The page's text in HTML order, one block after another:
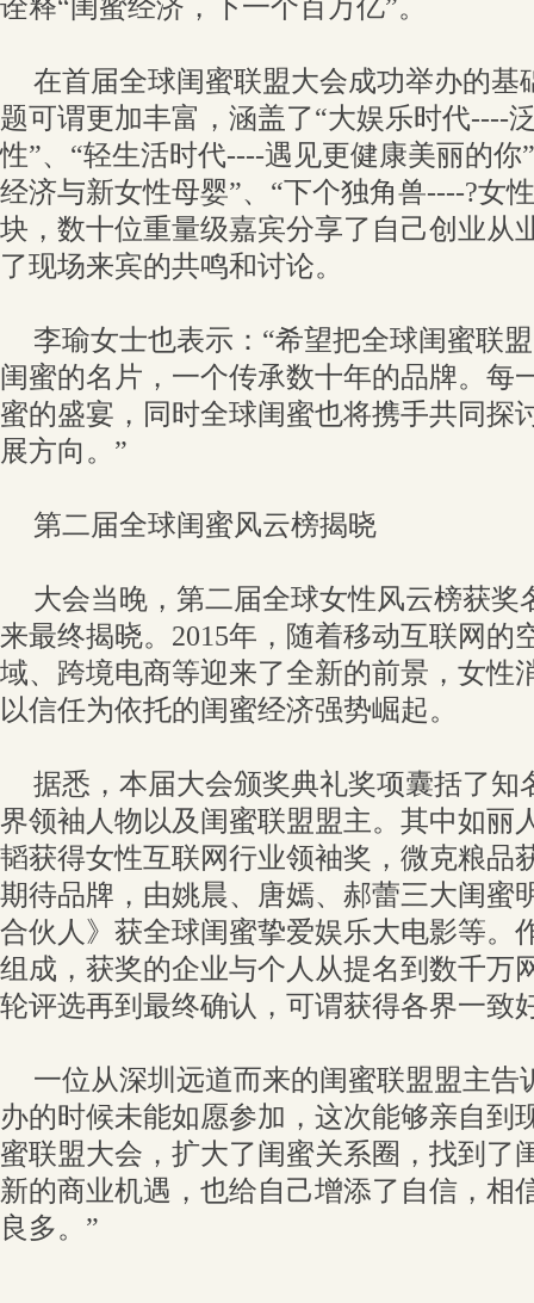
诠释“闺蜜经济，下一个百万亿”。
在首届全球闺蜜联盟大会成功举办的基
题可谓更加丰富，涵盖了“大娱乐时代----
性”、“轻生活时代----遇见更健康美丽的你
经济与新女性母婴”、“下个独角兽----?女
块，数十位重量级嘉宾分享了自己创业从
了现场来宾的共鸣和讨论。
李瑜女士也表示：“希望把全球闺蜜联
闺蜜的名片，一个传承数十年的品牌。每
蜜的盛宴，同时全球闺蜜也将携手共同探
展方向。”
第二届全球闺蜜风云榜揭晓
大会当晚，第二届全球女性风云榜获奖
来最终揭晓。2015年，随着移动互联网的
域、跨境电商等迎来了全新的前景，女性
以信任为依托的闺蜜经济强势崛起。
据悉，本届大会颁奖典礼奖项囊括了知
界领袖人物以及闺蜜联盟盟主。其中如丽
韬获得女性互联网行业领袖奖，微克粮品
期待品牌，由姚晨、唐嫣、郝蕾三大闺蜜
合伙人》获全球闺蜜挚爱娱乐大电影等。
组成，获奖的企业与个人从提名到数千万
轮评选再到最终确认，可谓获得各界一致
一位从深圳远道而来的闺蜜联盟盟主告
办的时候未能如愿参加，这次能够亲自到
蜜联盟大会，扩大了闺蜜关系圈，找到了
新的商业机遇，也给自己增添了自信，相
良多。”